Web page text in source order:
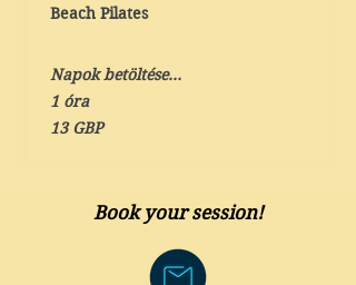
Beach Pilates
Napok betöltése...
1 óra
13
angol
13 GBP
Book your session!